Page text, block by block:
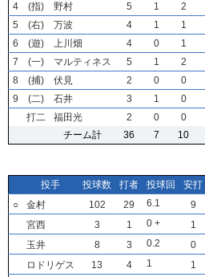
4
(指) 野村 5 1 2
5
(右) 万波 4 1 1
6
(遊) 上川畑 4 0 1
7
(一) マルティネス 5 1 2
8
(捕) 伏見 2 0 0
9
(二) 石井 3 1 0
打二
福田光 2 0 0
チーム計
36 7 10
4
(指) 野村 5 1 2
5
(右) 万波 4 1 1
6
(遊) 上川畑 4 0 1
7
(一) マルティネス 5 1 2
8
(捕) 伏見 2 0 0
9
(二) 石井 3 1 0
打二
福田光 2 0 0
チーム計
36 7 10
4
(指) 野村 5 1 2
5
(右) 万波 4 1 1
6
(遊) 上川畑 4 0 1
7
(一) マルティネス 5 1 2
8
(捕) 伏見 2 0 0
9
(二) 石井 3 1 0
打二
福田光 2 0 0
チーム計
36 7 10
4
(指) 野村 5 1 2
5
(右) 万波 4 1 1
6
(遊) 上川畑 4 0 1
7
(一) マルティネス 5 1 2
8
(捕) 伏見 2 0 0
9
(二) 石井 3 1 0
打二
福田光 2 0 0
チーム計
36 7 10
投手 投球数 打者 投球回 安打
○
金村 102 29 6.1 9
宮西
3 1 0 + 1
玉井
8 3 0.2 0
ロドリゲス
13 4 1 1
投手 投球数 打者 投球回 安打
○
金村 102 29 6.1 9
宮西
3 1 0 + 1
玉井
8 3 0.2 0
ロドリゲス
13 4 1 1
投手 投球数 打者 投球回 安打
○
金村 102 29 6.1 9
宮西
3 1 0 + 1
玉井
8 3 0.2 0
ロドリゲス
13 4 1 1
投手 投球数 打者 投球回 安打
○
金村 102 29 6.1 9
宮西
3 1 0 + 1
玉井
8 3 0.2 0
ロドリゲス
13 4 1 1